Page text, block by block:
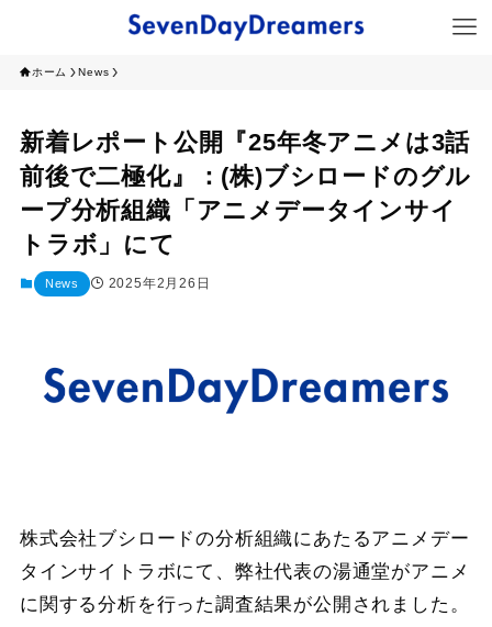
ホーム News
新着レポート公開『25年冬アニメは3話
前後で二極化』：(株)ブシロードのグル
ープ分析組織「アニメデータインサイ
トラボ」にて
News 2025年2月26日
株式会社ブシロードの分析組織にあたるアニメデー
タインサイトラボにて、弊社代表の湯通堂がアニメ
に関する分析を行った調査結果が公開されました。